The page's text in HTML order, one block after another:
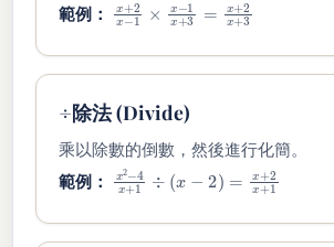
範例：
÷除法 (Divide)
乘以除數的倒數，然後進行化簡。
範例：
x2 4 ÷ 2)= x +1